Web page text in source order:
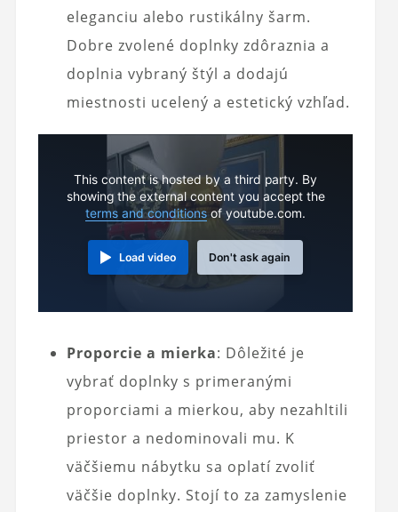
eleganciu alebo rustikálny šarm.
Dobre zvolené doplnky zdôraznia a
doplnia vybraný štýl a dodajú
miestnosti ucelený a estetický vzhľad.
This content is hosted by a third party. By
showing the external content you accept the
terms and conditions of youtube.com.
Load video Don't ask again
Proporcie a mierka: Dôležité je
vybrať doplnky s primeranými
proporciami a mierkou, aby nezahltili
priestor a nedominovali mu. K
väčšiemu nábytku sa oplatí zvoliť
väčšie doplnky. Stojí to za zamyslenie